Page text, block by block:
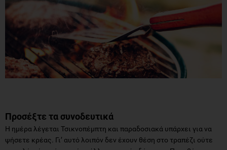
Προσέξτε τα συνοδευτικά
Η ημέρα λέγεται Τσικνοπέμπτη και παραδοσιακά υπάρχει για να
ψήσετε κρέας. Γι’ αυτό λοιπόν δεν έχουν θέση στο τραπέζι ούτε